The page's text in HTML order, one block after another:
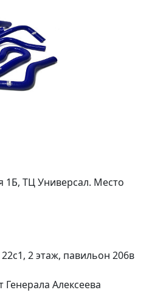
1Б, ТЦ Универсал. Место
2 этаж, павильон 206в
Генерала Алексеева